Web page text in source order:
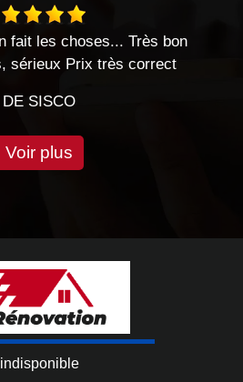
Très bon travail effectué, je
cette entreprise.
Voir plus
indisponible